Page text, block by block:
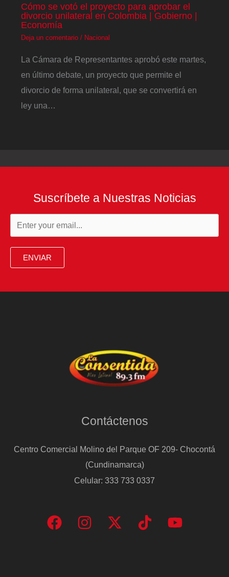
Cómo se votó el proyecto para aprobar el
divorcio unilateral en Colombia | Gobierno |
Economía
Deja un comentario / Nacional
La Cámara de Representantes aprobó este martes,
en último debate, un proyecto que permite el
divorcio de forma unilateral, que se convertirá en
ley una…
Suscríbete a Nuestras Noticias
ENVIAR
Contáctenos
Centro Comercial Molino del Parque OF 209- Chocontá
(Cundinamarca)
Celular: 333 733 0337